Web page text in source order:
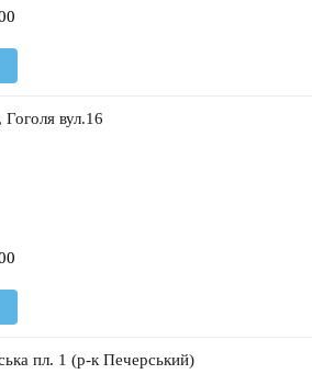
вул.16
пл. 1 (р-к Печерський)